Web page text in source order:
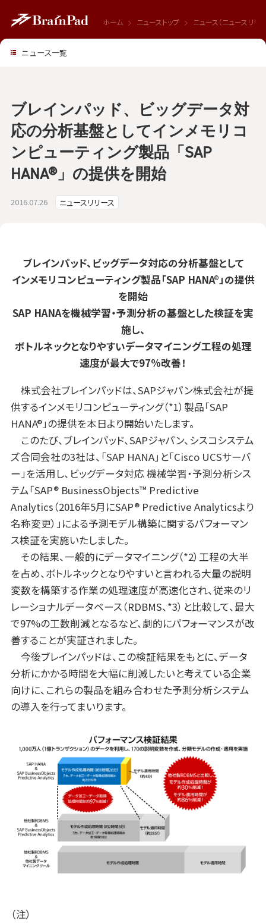
ホーム ニューストップ ニュース（ニュースリリー
2016.07.26 ニュースリリース
ブレインパッド、ビッグデータ対
応の分析基盤としてインメモリコ
ンピューティング製品「SAP
HANA®」の提供を開始
ブレインパッド、ビッグデータ対応の分析基盤として
インメモリコンピューティング製品「SAP HANA®」の提供
を開始
SAP HANAを機械学習・予測分析の基盤とした検証を実
施し、
ボトルネックとなりやすいデータマイニング工程の処理
速度が最大で97%改善！
株式会社ブレインパッドは、SAPジャパン株式会社が提
供するインメモリコンピューティング（*1）製品「SAP
HANA®」の提供を本日より開始いたします。
このたび、ブレインパッド、SAPジャパン、シスコシステム
ズ合同会社の3社は、「SAP HANA」と「Cisco UCSサーバ
ー」を活用し、ビッグデータ対応 機械学習・予測分析シス
テム「SAP® BusinessObjects™ Predictive
Analytics（2016年5月にSAP® Predictive Analyticsより
名称変更）」による予測モデル構築に関するパフォーマン
ス検証を実施いたしました。
その結果、一般的にデータマイニング（*2）工程の大半
を占め、ボトルネックとなりやすいと言われる大量の説明
変数を構築する作業の処理速度が高速化され、従来のリ
レーショナルデータベース（RDBMS、*3）と比較して、最大
で97%の工数削減となるなど、劇的にパフォーマンスが改
善することが実証されました。
今後ブレインパッドは、この検証結果をもとに、データ
分析にかかる時間を大幅に削減したいと考えている企業
向けに、これらの製品を組み合わせた予測分析システム
の導入を行ってまいります。
（注）
ニュース一覧